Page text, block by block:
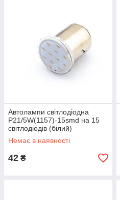
Автолампи світлодіодна
P21/5W(1157)-15smd на 15
світлодіодів (білий)
Немає в наявності
42 ₴